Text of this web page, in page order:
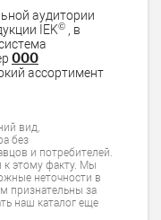
аудитории
IEK©
, в
ООО
ассортимент
вид,
без
и потребителей.
к этому факту. Мы
неточности в
признательны за
наш каталог еще